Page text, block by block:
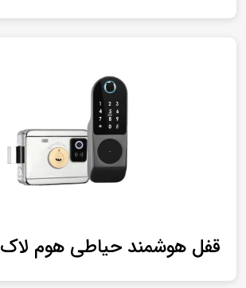
قفل هوشمند حیاطی هوم لاک Ladoga